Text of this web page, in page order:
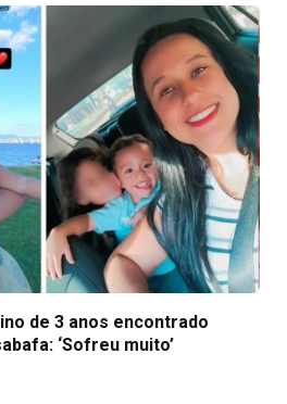
de 3 anos encontrado
‘Sofreu muito’